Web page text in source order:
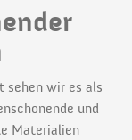
sehen wir es als
und
Materialien